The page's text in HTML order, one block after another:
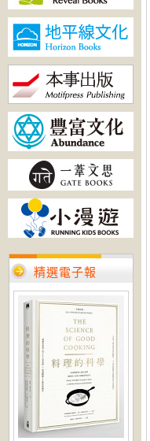
精選電子報